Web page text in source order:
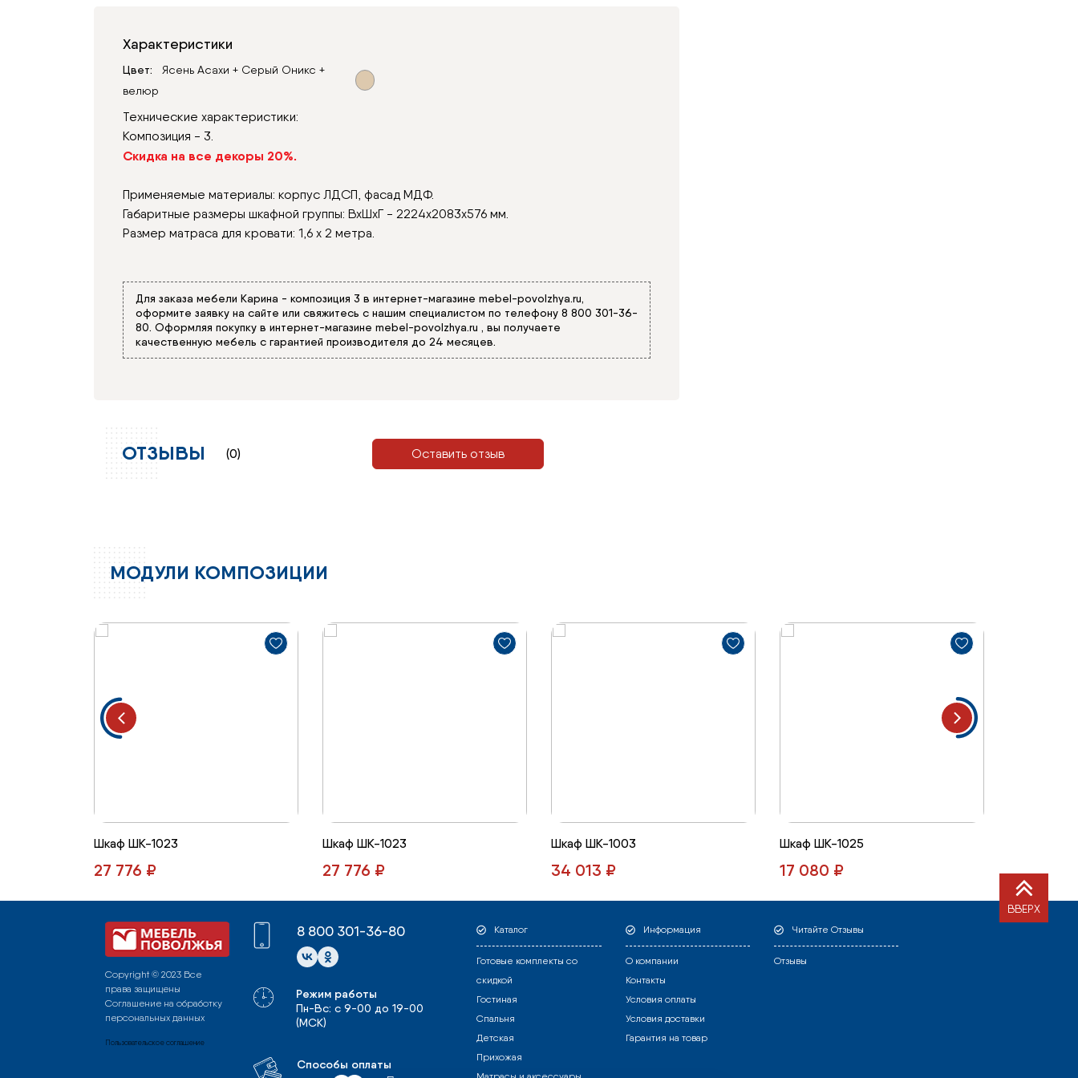
Характеристики
Цвет
Ясень Асахи + Серый Оникс +
велюр
Технические характеристики:
Композиция - 3.
Скидка на все декоры 20%.
Применяемые материалы: корпус ЛДСП, фасад МДФ.
Габаритные размеры шкафной группы: ВхШхГ - 2224х2083х576 мм.
Размер матраса для кровати: 1,6 х 2 метра.
Для заказа мебели Карина - композиция 3 в интернет-магазине mebel-povolzhya.ru,
оформите заявку на сайте или свяжитесь с нашим специалистом по телефону 8 800 301-36-
80. Оформляя покупку в интернет-магазине mebel-povolzhya.ru , вы получаете
качественную мебель с гарантией производителя до 24 месяцев.
ОТЗЫВЫ (0) Оставить отзыв
МОДУЛИ КОМПОЗИЦИИ
Шкаф ШК-1023
27 776 ₽
Шкаф ШК-1023
27 776 ₽
Шкаф ШК-1003
34 013 ₽
Шкаф ШК-1025
17 080 ₽ 14 491 ₽
Copyright © 2023 Все
права защищены
Соглашение на обработку
персональных данных
Пользовательское соглашение
8 800 301-36-80
Режим работы
Пн-Вс: с 9-00 до 19-00
(МСК)
Способы оплаты
Каталог
Готовые комплекты со
скидкой
Гостиная
Спальня
Детская
Прихожая
Информация
О компании
Контакты
Условия оплаты
Условия доставки
Гарантия на товар
Читайте Отзывы
Отзывы
ВВЕРХ